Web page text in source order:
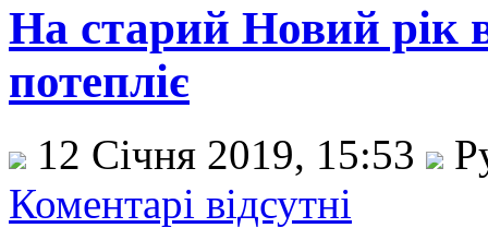
На старий Новий рік
потепліє
12 Січня 2019, 15:53
Коментарі відсутні